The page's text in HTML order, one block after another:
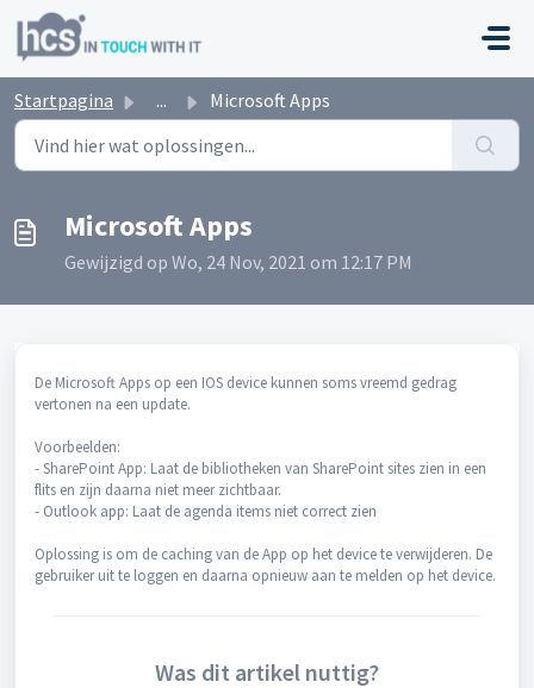
Doorgaan naar hoofdinhoud
Startpagina ... Microsoft Apps
Microsoft Apps
Gewijzigd op Wo, 24 Nov, 2021 om 12:17 PM
De Microsoft Apps op een IOS device kunnen soms vreemd gedrag
vertonen na een update.
Voorbeelden:
- SharePoint App: Laat de bibliotheken van SharePoint sites zien in een
flits en zijn daarna niet meer zichtbaar.
- Outlook app: Laat de agenda items niet correct zien
Oplossing is om de caching van de App op het device te verwijderen. De
gebruiker uit te loggen en daarna opnieuw aan te melden op het device.
Was dit artikel nuttig?